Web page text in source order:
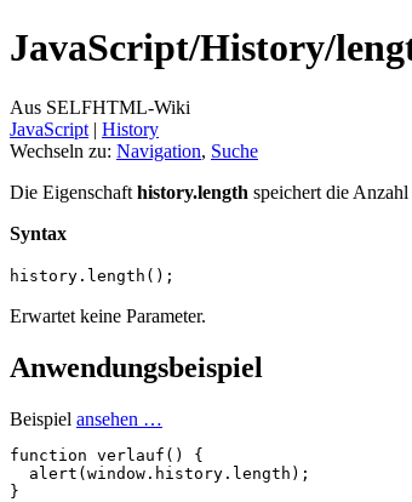
JavaScript/History/
Aus SELFHTML-Wiki
JavaScript ‎ | History
Wechseln zu: Navigation, Suche
Die Eigenschaft history.length speichert die
Syntax
history.length();
Erwartet keine Parameter.
Anwendungsbeispiel
Beispiel ansehen …
function verlauf ()
{
alert (window . history . length );
}